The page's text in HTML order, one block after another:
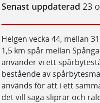
Senast uppdaterad 23
Helgen vecka 44, mellan
1,5 km spår mellan
använder vi ett
bestående av
används för att i ett
det vill säga sliprar och